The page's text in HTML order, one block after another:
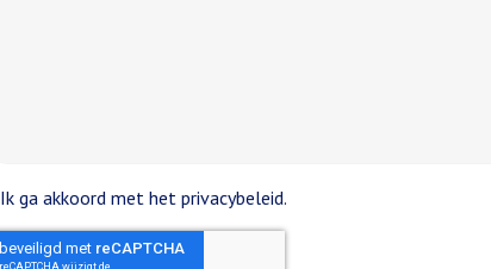
Ik ga akkoord met het privacybeleid.